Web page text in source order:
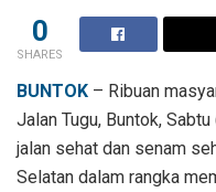
0
SHARES
BUNTOK – Ribuan
Jalan Tugu, Buntok,
jalan sehat dan senam
Selatan dalam rangka